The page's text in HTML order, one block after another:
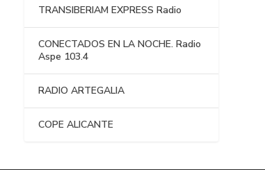
TRANSIBERIAM EXPRESS Radio
CONECTADOS EN LA NOCHE. Radio
Aspe 103.4
RADIO ARTEGALIA
COPE ALICANTE